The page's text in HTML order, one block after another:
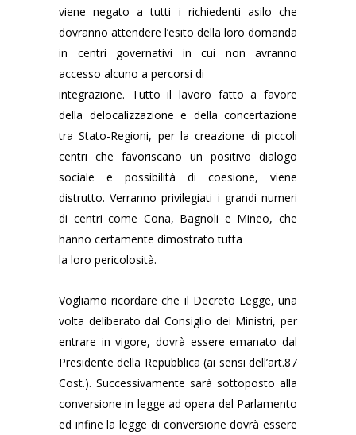
viene negato a tutti i richiedenti asilo che
dovranno attendere l’esito della loro domanda
in centri governativi in cui non avranno
accesso alcuno a percorsi di
integrazione. Tutto il lavoro fatto a favore
della delocalizzazione e della concertazione
tra Stato-Regioni, per la creazione di piccoli
centri che favoriscano un positivo dialogo
sociale e possibilità di coesione, viene
distrutto. Verranno privilegiati i grandi numeri
di centri come Cona, Bagnoli e Mineo, che
hanno certamente dimostrato tutta
la loro pericolosità.
Vogliamo ricordare che il Decreto Legge, una
volta deliberato dal Consiglio dei Ministri, per
entrare in vigore, dovrà essere emanato dal
Presidente della Repubblica (ai sensi dell’art.87
Cost.). Successivamente sarà sottoposto alla
conversione in legge ad opera del Parlamento
ed infine la legge di conversione dovrà essere